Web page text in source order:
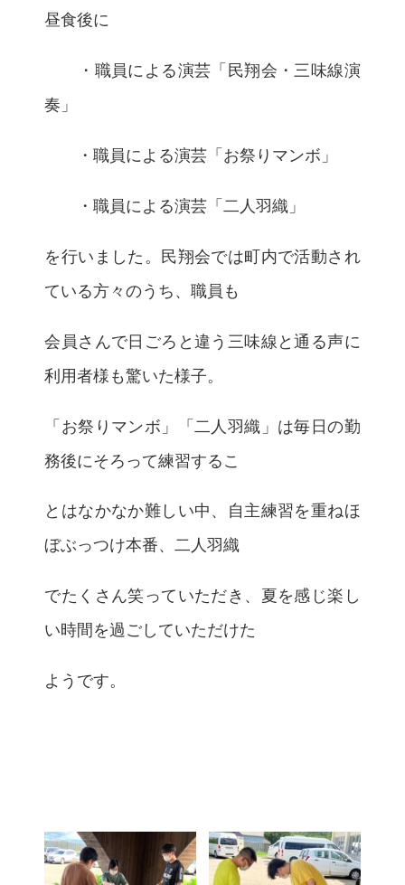
昼食後に
・職員による演芸「民翔会・三味線演
奏」
・職員による演芸「お祭りマンボ」
・職員による演芸「二人羽織」
を行いました。民翔会では町内で活動され
ている方々のうち、職員も
会員さんで日ごろと違う三味線と通る声に
利用者様も驚いた様子。
「お祭りマンボ」「二人羽織」は毎日の勤
務後にそろって練習するこ
とはなかなか難しい中、自主練習を重ねほ
ぼぶっつけ本番、二人羽織
でたくさん笑っていただき、夏を感じ楽し
い時間を過ごしていただけた
ようです。